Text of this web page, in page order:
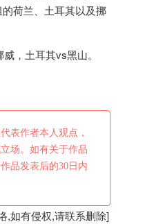
荷兰、土耳其以及挪
，土耳其vs黑山。
表作者本人观点，
场。如有关于作品
品发表后的30日内
,如有侵权,请联系删除]